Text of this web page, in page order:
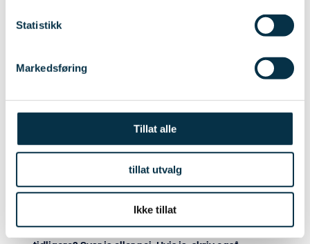
Statistikk
Markedsføring
Tillat alle
tillat utvalg
Ikke tillat
Hva er din bakgrunn? (Påkrevd)
Takstingeniør/Bygningssakkyndig
Takstingeniør under utdanning